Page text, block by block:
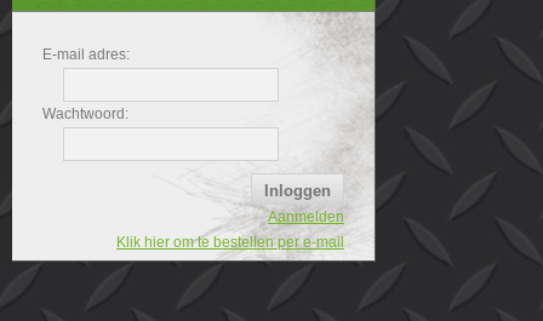
E-mail adres:
Wachtwoord:
Aanmelden
Klik hier om te bestellen per e-mail